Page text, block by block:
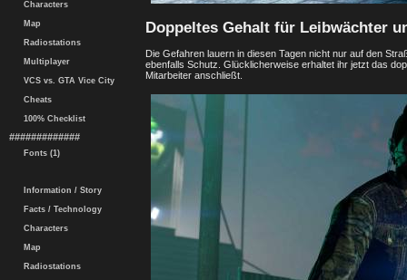
Characters
Map
Radiostations
Multiplayer
VCS vs. GTA Vice City
Cheats
100% Checklist
#############
Fonts (1)
Information / Story
Facts / Technology
Characters
Map
Radiostations
Doppeltes Gehalt für Leibwächter
Die Gefahren lauern in diesen Tagen nicht nur auf den
ebenfalls Schutz. Glücklicherweise erhaltet ihr jetzt das
Mitarbeiter anschließt.